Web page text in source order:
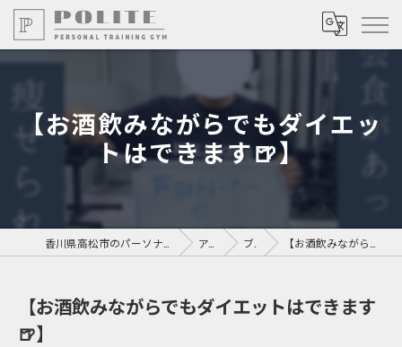
【お酒飲みながらでもダイエッ
トはできます🍺】
アクセス ブログ 【お酒飲みながらでもダイエットはできます🍺】
【お酒飲みながらでもダイエットはできます
🍺】